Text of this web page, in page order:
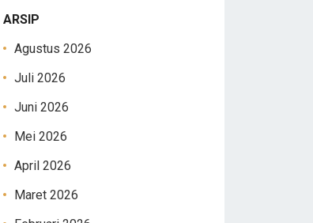
ARSIP
Agustus 2026
Juli 2026
Juni 2026
Mei 2026
April 2026
Maret 2026